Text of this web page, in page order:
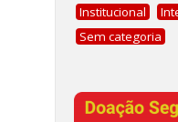
Institucional
Sem categoria